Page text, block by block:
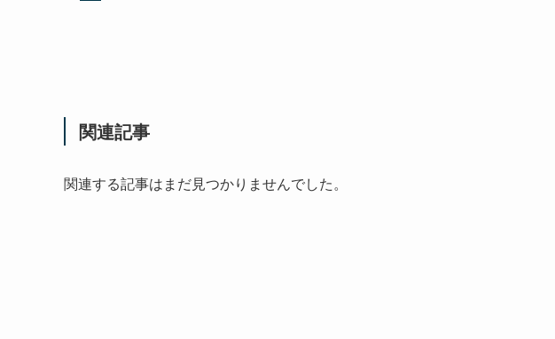
関連記事
関連する記事はまだ見つかりませんでした。